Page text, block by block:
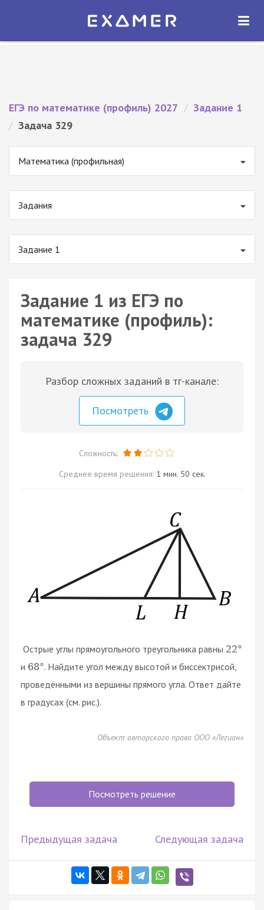
Экзамер — ЕГЭ 2027
ОТКРЫТЬ
ЕГЭ по математике (профиль) 2027 / Задание 1
/ Задача 329
Математика (профильная)
Задания
Задание 1
Задание 1 из ЕГЭ по
математике (профиль):
задача 329
Разбор сложных заданий в тг-канале:
Посмотреть
Сложность:
Среднее время решения: 1 мин. 50 сек.
Острые углы прямоугольного треугольника равны 22°
и 68°. Найдите угол между высотой и биссектрисой,
проведёнными из вершины прямого угла. Ответ дайте
в градусах (см. рис.).
Объект авторского права ООО «Легион»
Посмотреть решение
Предыдущая задача Следующая задача